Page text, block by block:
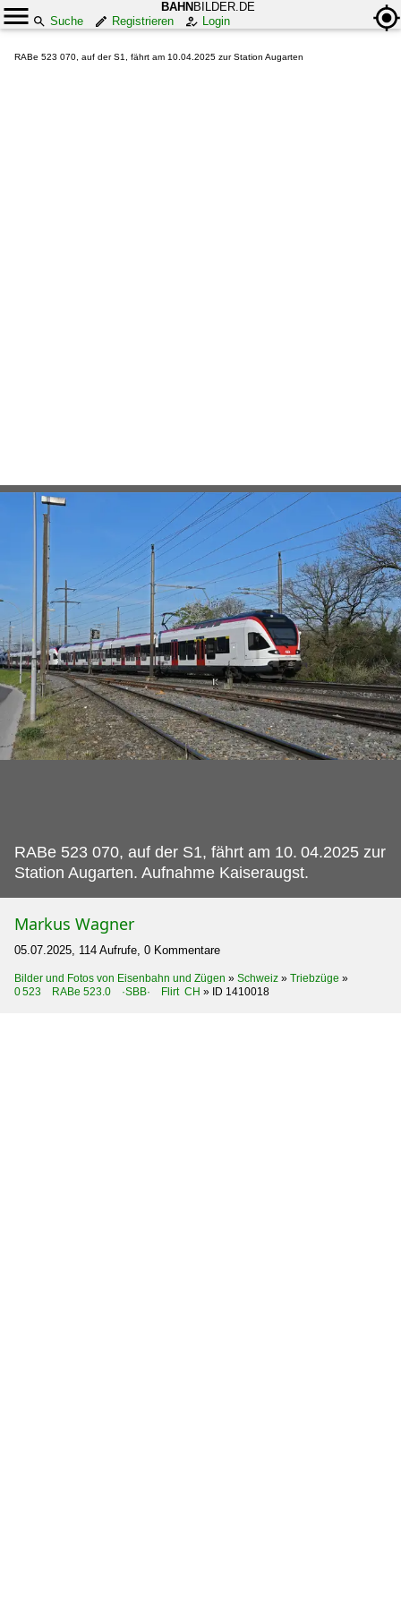
BAHN BILDER.DE
Suche
Registrieren Login
RABe 523 070, auf der S1, fährt am 10.04.2025 zur Station Augarten
RABe 523 070, auf der S1, fährt am 10. 04.2025 zur
Station Augarten. Aufnahme Kaiseraugst.
Markus Wagner
05.07.2025, 114 Aufrufe, 0 Kommentare
Bilder und Fotos von Eisenbahn und Zügen » Schweiz » Triebzüge »
0 523 RABe 523.0 ·SBB· Flirt CH » ID 1410018